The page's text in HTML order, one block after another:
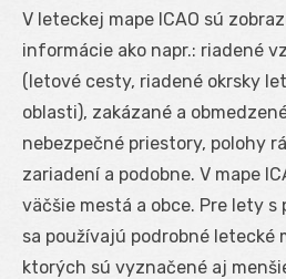
V leteckej mape ICAO sú
informácie ako napr.: riadené
(letové cesty, riadené okrsky
oblasti), zakázané a
nebezpečné priestory, polohy
zariadení a podobne. V mape
väčšie mestá a obce. Pre lety
sa používajú podrobné letecké
ktorých sú vyznačené aj